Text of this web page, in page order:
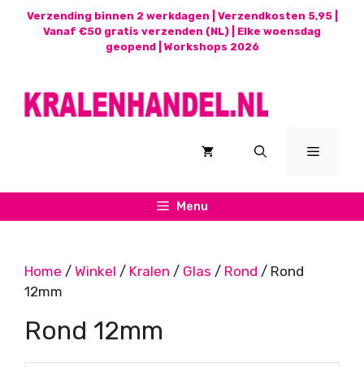
Verzending binnen 2 werkdagen | Verzendkosten 5,95 |
Vanaf €50 gratis verzenden (NL) | Elke woensdag
geopend | Workshops 2026
Menu
Menu
Home / Winkel / Kralen / Glas / Rond / Rond
12mm
Rond 12mm